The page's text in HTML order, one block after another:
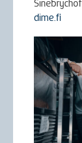
dime.fi